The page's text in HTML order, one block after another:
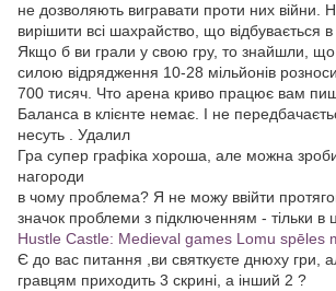
не дозволяють вигравати проти них війни.
вирішити всі шахрайство, що відбувається в
Якщо б ви грали у свою гру, то знайшли, що
силою відрядження 10-28 мільйонів
700 тисяч. Что арена криво працює вам
Баланса в клієнте немає. І не
несуть . Удалил
Гра супер графіка хороша, але можна
нагороди
в чому проблема? Я не можу ввійти
значок проблеми з підключенням - тільки в
Hustle Castle: Medieval games Lomu spēles
Є до вас питання ,ви святкуєте днюху гри,
гравцям приходить 3 скрині, а інший 2 ?